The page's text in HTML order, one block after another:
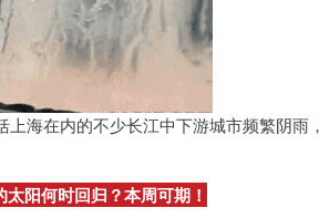
海在内的不少长江中下游城市频繁阴雨
太阳何时回归？本周可期！